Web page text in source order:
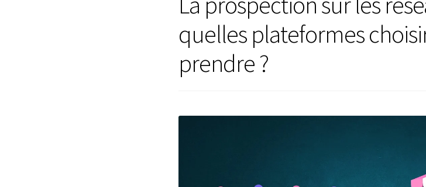
quelles plateformes
prendre ?